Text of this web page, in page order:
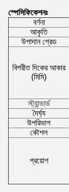
স্পেসিফিকেশনঃ
বর্ণনা
আকৃতি
উপাদান গ্রেড
বিপরীত দিকের আকার
(মিমি)
স্ট্যান্ডার্ড
দৈর্ঘ্য
উপরিভাগ
কৌশল
প্রয়োগ